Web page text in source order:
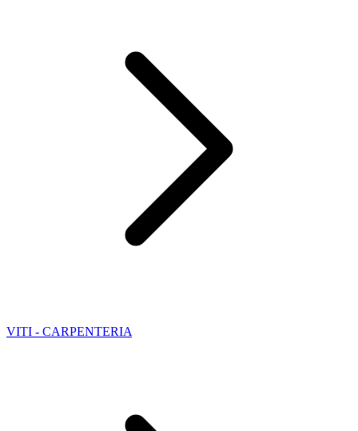
VITI - CARPENTERIA